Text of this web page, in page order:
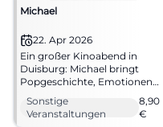
Michael
22. Apr 2026
Ein großer Kinoabend in
Duisburg: Michael bringt
Popgeschichte, Emotionen
und starke Bilder ins
filmforum am Dellplatz.
22.04.2026, ab 8,90 €.
Sonstige
Veranstaltungen
8,90
€